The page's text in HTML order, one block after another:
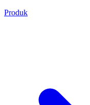
Produk